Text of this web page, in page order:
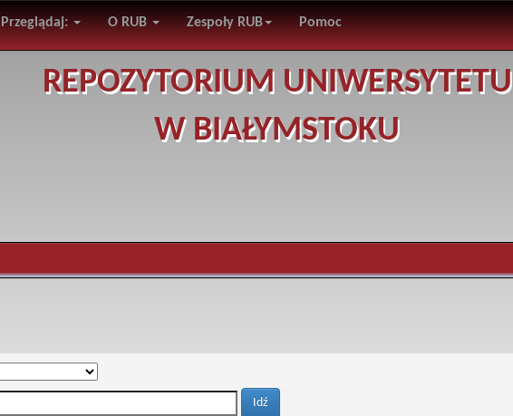
Przeglądaj: O RUB Zespoły RUB Pomoc
REPOZYTORIUM UNIWERSYTETU
W BIAŁYMSTOKU